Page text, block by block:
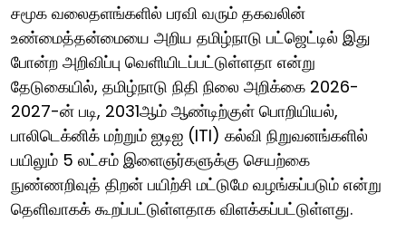
சமூக வலைதளங்களில் பரவி வரும் தகவலின்
உண்மைத்தன்மையை அறிய தமிழ்நாடு பட்ஜெட்டில் இது
போன்ற அறிவிப்பு வெளியிடப்பட்டுள்ளதா என்று
தேடுகையில், தமிழ்நாடு நிதி நிலை அறிக்கை 2026-
2027-ன் படி, 2031ஆம் ஆண்டிற்குள் பொறியியல்,
பாலிடெக்னிக் மற்றும் ஐடிஐ (ITI) கல்வி நிறுவனங்களில்
பயிலும் 5 லட்சம் இளைஞர்களுக்கு செயற்கை
நுண்ணறிவுத் திறன் பயிற்சி மட்டுமே வழங்கப்படும் என்று
தெளிவாகக் கூறப்பட்டுள்ளதாக விளக்கப்பட்டுள்ளது.